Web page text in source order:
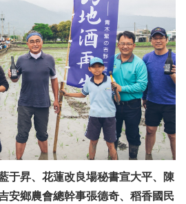
于昇、花蓮改良場秘書宣大平、陳
安鄉農會總幹事張德奇、稻香國民